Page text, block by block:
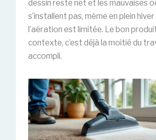
dessin reste net et les mauvaises
s’installent pas, même en plein hiver
l’aération est limitée. Le bon
contexte, c’est déjà la moitié du
accompli.